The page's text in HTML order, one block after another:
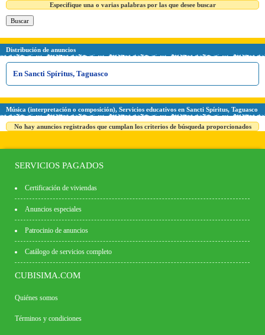
Especifique una o varias palabras por las que desee buscar
Distribución de anuncios
En Sancti Spíritus, Taguasco
Música (interpretación o composición), Servicios educativos en Sancti Spíritus, Taguasco
No hay anuncios registrados que cumplan los criterios de búsqueda proporcionados
SERVICIOS PAGADOS
Certificación de viviendas
Anuncios especiales
Patrocinio de anuncios
Catálogo de servicios completo
CUBISIMA.COM
Quiénes somos
Términos y condiciones